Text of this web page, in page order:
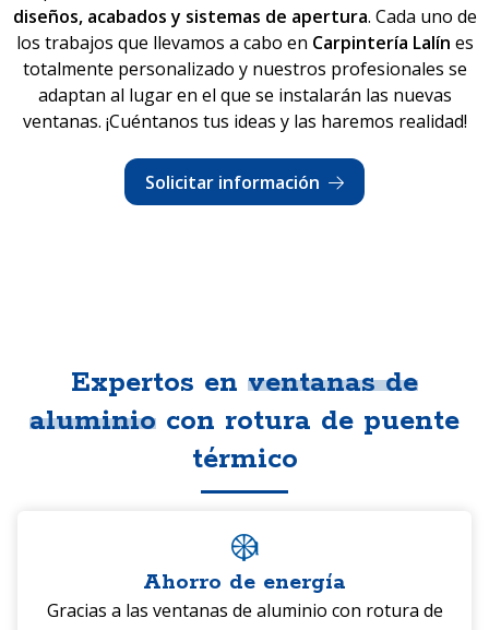
diseños, acabados y sistemas de apertura. Cada uno de
los trabajos que llevamos a cabo en Carpintería Lalín es
totalmente personalizado y nuestros profesionales se
adaptan al lugar en el que se instalarán las nuevas
ventanas. ¡Cuéntanos tus ideas y las haremos realidad!
Solicitar información
Expertos en ventanas de
aluminio con rotura de puente
térmico
Ahorro de energía
Gracias a las ventanas de aluminio con rotura de